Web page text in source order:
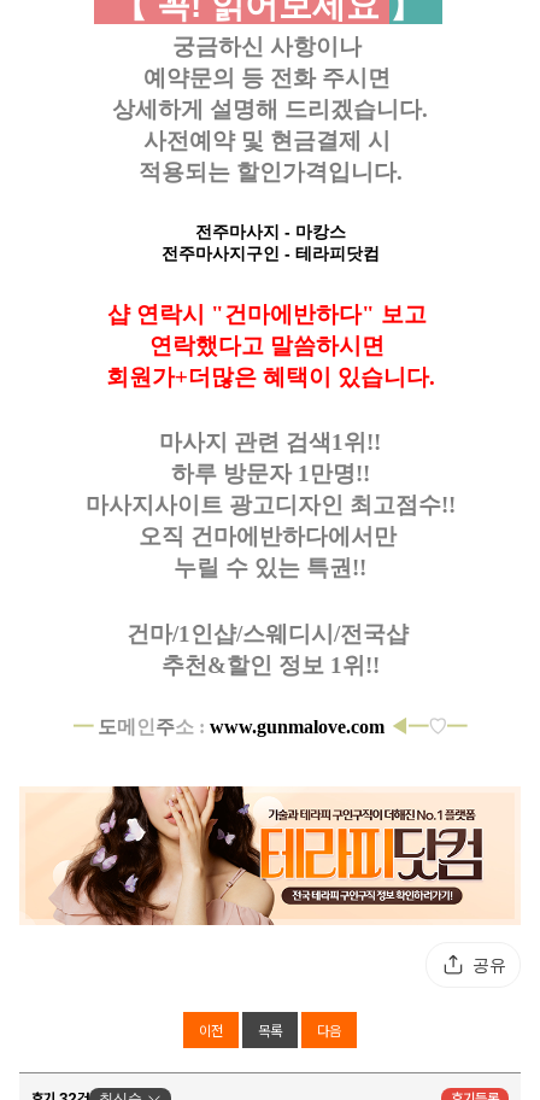
궁금하신 사항이나
예약문의 등 전화 주시면
상세하게 설명해 드리겠습니다.
사전예약 및 현금결제 시
적용되는 할인가격입니다.
전주마사지 - 마캉스
전주마사지구인 - 테라피닷컴
샵 연락시 "건마에반하다" 보고
연락했다고 말씀하시면
회원가+더많은 혜택이 있습니다.
마사지 관련 검색1위!!
하루 방문자 1만명!!
마사지사이트 광고디자인 최고점수!!
오직 건마에반하다에서만
누릴 수 있는 특권!!
건마/1인샵/스웨디시/전국샵
추천&할인 정보 1위!!
━ 도메 인 주소 : www.gunmalove.com ◀━♡━
공유
이전 목록 다음